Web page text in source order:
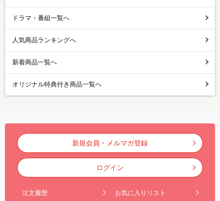
ドラマ・番組一覧へ
人気商品ランキングへ
新着商品一覧へ
オリジナル特典付き商品一覧へ
新規会員・メルマガ登録
ログイン
注文履歴 お気に入りリスト